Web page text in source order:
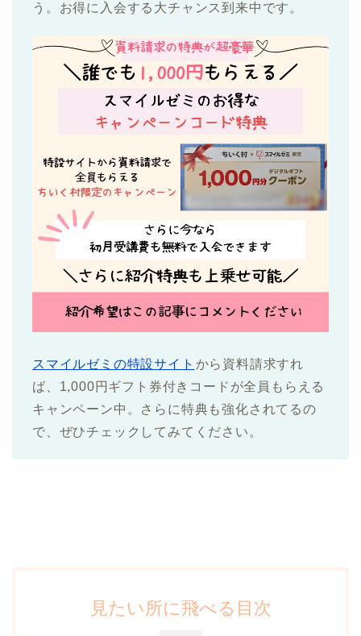
う。お得に入会する大チャンス到来中です。
スマイルゼミの特設サイト から資料請求すれ
ば、1,000円ギフト券付きコードが全員もらえる
キャンペーン中。さらに特典も強化されてるの
で、ぜひチェックしてみてください。
見たい所に飛べる目次